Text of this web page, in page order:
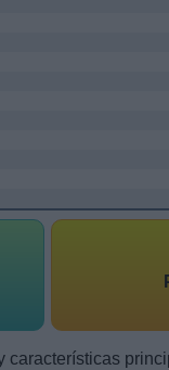
características